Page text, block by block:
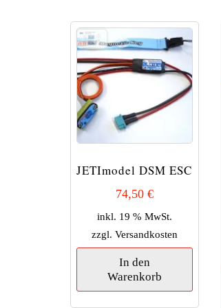
JETImodel DSM ESC
74,50 €
inkl. 19 % MwSt.
zzgl. Versandkosten
In den
Warenkorb